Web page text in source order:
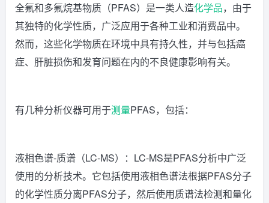
全氟和多氟烷基物质（PFAS）是一类人造化学品，由于
其独特的化学性质，广泛应用于各种工业和消费品中。
然而，这些化学物质在环境中具有持久性，并与包括癌
症、肝脏损伤和发育问题在内的不良健康影响有关。
有几种分析仪器可用于测量PFAS，包括：
液相色谱-质谱（LC-MS）：LC-MS是PFAS分析中广泛
使用的分析技术。它包括使用液相色谱法根据PFAS分子
的化学性质分离PFAS分子，然后使用质谱法检测和量化